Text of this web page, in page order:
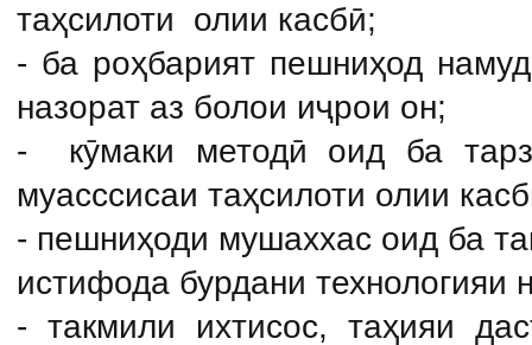
таҳсилоти олии касбӣ;
- ба роҳбарият пешниҳод
назорат аз болои иҷрои он;
- кӯмаки методӣ оид ба
муасссисаи таҳсилоти олии
- пешниҳоди мушаххас оид ба
истифода бурдани технологияи
- такмили ихтисос, таҳияи